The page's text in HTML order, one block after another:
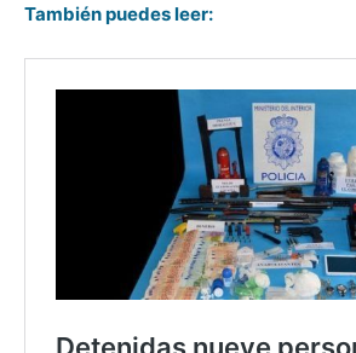
También puedes leer: